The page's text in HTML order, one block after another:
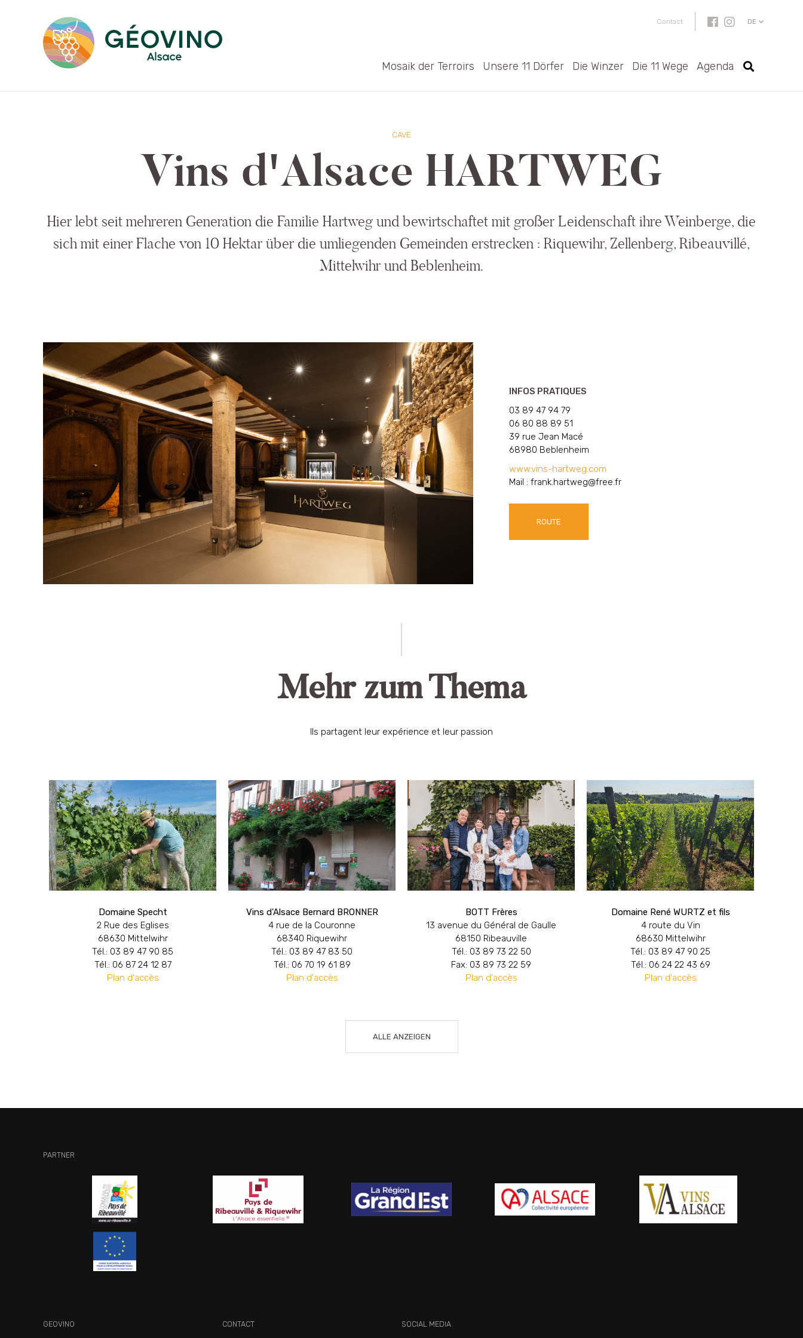
Contact DE
Mosaik der Terroirs Unsere 11 Dörfer Die Winzer Die 11 Wege Agenda
CAVE
Vins d'Alsace HARTWEG
Hier lebt seit mehreren Generation die Familie Hartweg und bewirtschaftet mit großer Leidenschaft ihre Weinberge, die
sich mit einer Flache von 10 Hektar über die umliegenden Gemeinden erstrecken : Riquewihr, Zellenberg, Ribeauvillé,
Mittelwihr und Beblenheim.
INFOS PRATIQUES
03 89 47 94 79
06 80 88 89 51
39 rue Jean Macé
68980 Beblenheim
www.vins-hartweg.com
Mail : frank.hartweg@free.fr
ROUTE
Mehr zum Thema
Ils partagent leur expérience et leur passion
Domaine Specht
2 Rue des Eglises
68630 Mittelwihr
Tél.: 03 89 47 90 85
Tél.: 06 87 24 12 87
Plan d'accès
Vins d'Alsace Bernard BRONNER
4 rue de la Couronne
68340 Riquewihr
Tél.: 03 89 47 83 50
Tél.: 06 70 19 61 89
Plan d'accès
BOTT Frères
13 avenue du Général de Gaulle
68150 Ribeauville
Tél.: 03 89 73 22 50
Fax: 03 89 73 22 59
Plan d'accès
Domaine René WURTZ et fils
4 route du Vin
68630 Mittelwihr
Tél.: 03 89 47 90 25
Tél.: 06 24 22 43 69
Plan d'accès
ALLE ANZEIGEN
PARTNER
GEOVINO CONTACT SOCIAL MEDIA